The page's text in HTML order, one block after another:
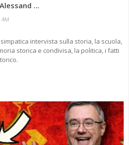
...
4M
intervista sulla storia, la scuola,
storica e condivisa, la politica, i fatti
storico.